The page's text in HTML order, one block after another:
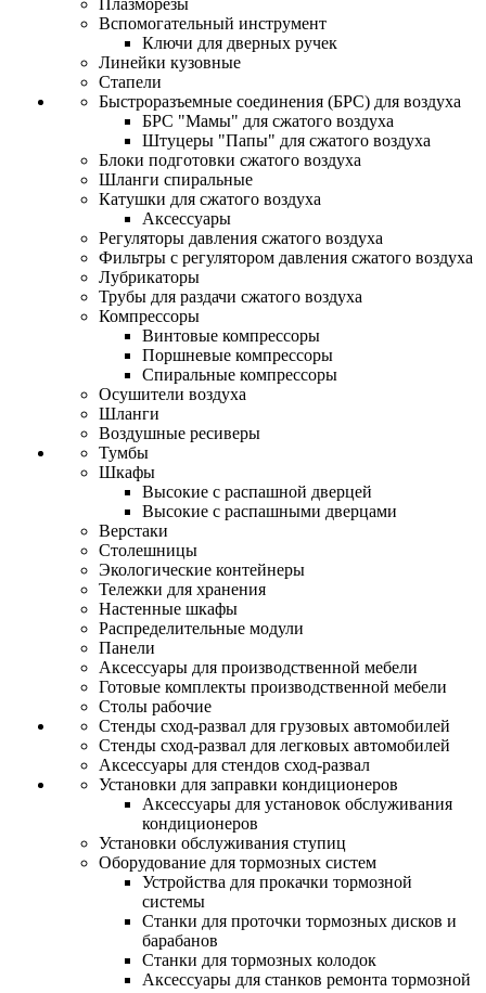
Плазморезы
Вспомогательный инструмент
Ключи для дверных ручек
Линейки кузовные
Стапели
Быстроразъемные соединения (БРС) для воздуха
БРС "Мамы" для сжатого воздуха
Штуцеры "Папы" для сжатого воздуха
Блоки подготовки сжатого воздуха
Шланги спиральные
Катушки для сжатого воздуха
Аксессуары
Регуляторы давления сжатого воздуха
Фильтры с регулятором давления сжатого воздуха
Лубрикаторы
Трубы для раздачи сжатого воздуха
Компрессоры
Винтовые компрессоры
Поршневые компрессоры
Спиральные компрессоры
Осушители воздуха
Шланги
Воздушные ресиверы
Тумбы
Шкафы
Высокие с распашной дверцей
Высокие с распашными дверцами
Верстаки
Столешницы
Экологические контейнеры
Тележки для хранения
Настенные шкафы
Распределительные модули
Панели
Аксессуары для производственной мебели
Готовые комплекты производственной мебели
Столы рабочие
Стенды сход-развал для грузовых автомобилей
Стенды сход-развал для легковых автомобилей
Аксессуары для стендов сход-развал
Установки для заправки кондиционеров
Аксессуары для установок обслуживания
кондиционеров
Установки обслуживания ступиц
Оборудование для тормозных систем
Устройства для прокачки тормозной
системы
Станки для проточки тормозных дисков и
барабанов
Станки для тормозных колодок
Аксессуары для станков ремонта тормозной